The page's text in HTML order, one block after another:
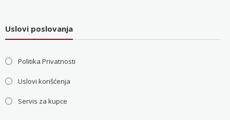
Uslovi poslovanja
Politika Privatnosti
Uslovi korišćenja
Servis za kupce